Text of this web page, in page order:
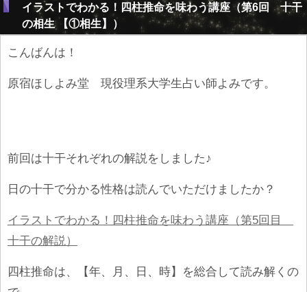
イラストでわかる！四柱推命を味わう講座（第6回 十干
の相生 【①相生】）
こんばんは！
原宿ほしよみ堂 現役理系大学生占い師よみです。
前回は十干それぞれの解説をしました♪
日の十干で分かる性格は読んでいただけましたか？
イラストでわかる！四柱推命を味わう講座（第5回目
十干の解説）
四柱推命は、【年、月、日、時】を総合して読み解くの